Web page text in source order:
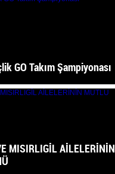
GO Takım Şampiyonası
MISIRLIGİL AİLELERİNİN